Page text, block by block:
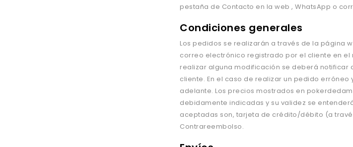
pestaña de Contacto en la web , WhatsApp o
Condiciones generales
Los pedidos se realizarán a través de la página
correo electrónico registrado por el cliente en
realizar alguna modificación se deberá notificar
cliente. En el caso de realizar un pedido
adelante. Los precios mostrados en
debidamente indicadas y su validez se entender
aceptadas son, tarjeta de crédito/débito (a travé
Contrareembolso.